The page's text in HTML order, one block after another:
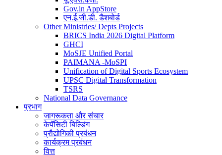
Gov.in AppStore
एन.ई.जी.डी. डैशबोर्ड
Other Ministries/ Depts Projects
BRICS India 2026 Digital Platform
GHCI
MoSJE Unified Portal
PAIMANA -MoSPI
Unification of Digital Sports Ecosystem
UPSC Digital Transformation
TSRS
National Data Governance
प्रभाग
जागरूकता और संचार
केपॅसिटी बिल्डिंग
प्रौद्योगिकी प्रबंधन
कार्यक्रम प्रबंधन
वित्त